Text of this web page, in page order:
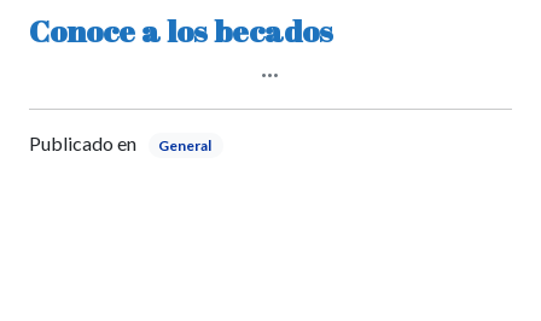
Conoce a los becados
Publicado en General